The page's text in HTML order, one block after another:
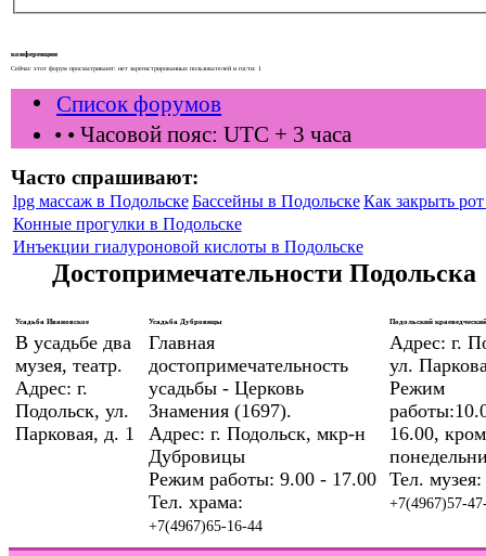
конференции
Сейчас этот форум просматривают: нет зарегистрированных пользователей и гости: 1
Список форумов
• • Часовой пояс: UTC + 3 часа
Часто спрашивают:
lpg массаж в Подольске Бассейны в ПодольскеКак закрыть
Конные прогулки в Подольске
Инъекции гиалуроновой кислоты в Подольске
Достопримечательности Подольска
Усадьба Ивановское
В усадьбе два
музея, театр.
Адрес: г.
Подольск, ул.
Парковая, д. 1
Усадьба Дубровицы
Главная
достопримечательность
усадьбы - Церковь
Знамения (1697).
Адрес: г. Подольск, мкр-н
Дубровицы
Режим работы: 9.00 - 17.00
Тел. храма:
+7(4967)65-16-44
Подольский
Адрес: г.
ул.
Режим
16.00,
Тел. музея:
+7(4967)57-